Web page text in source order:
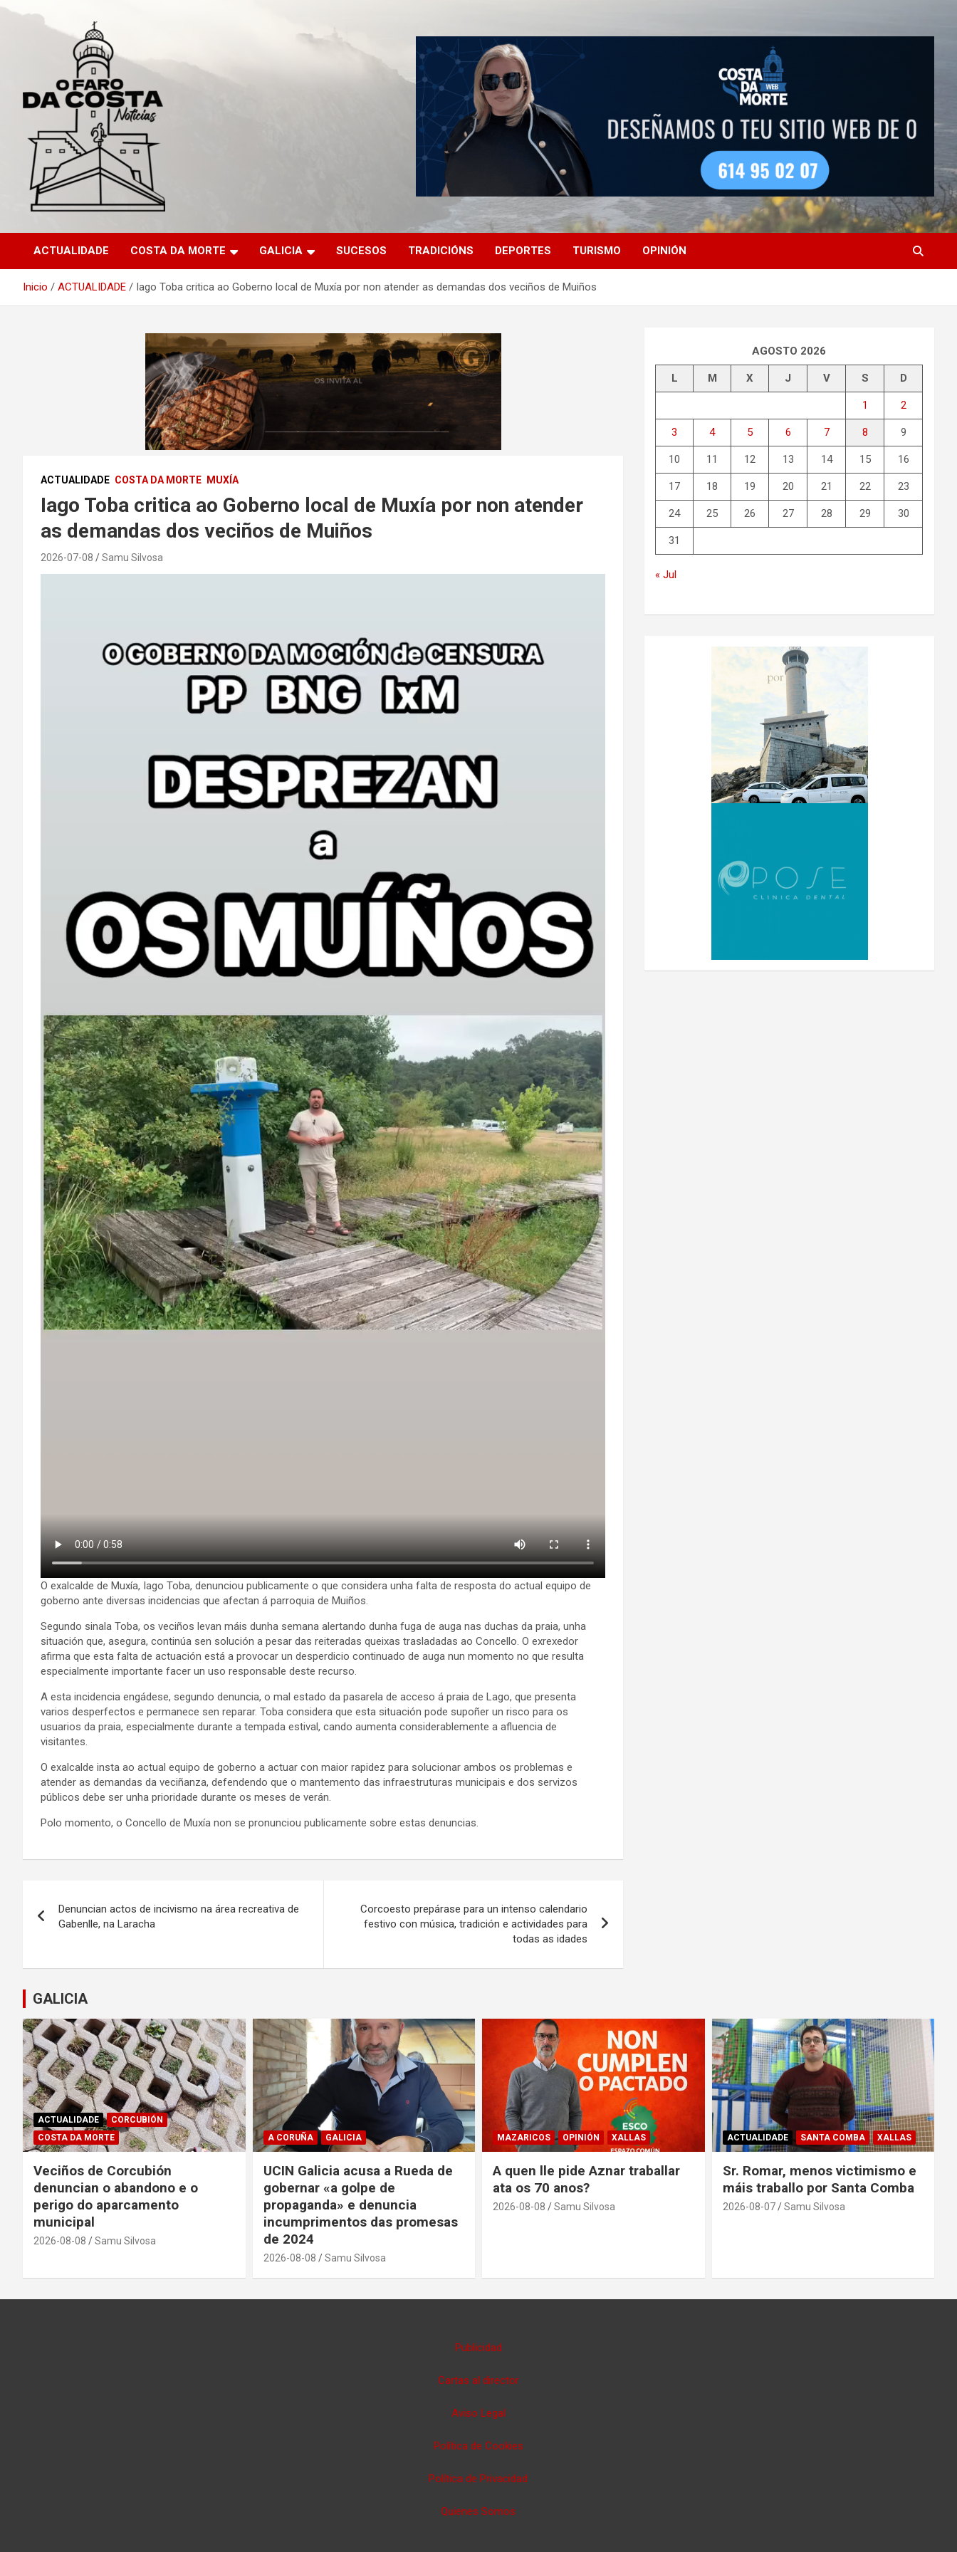
Saltar
ACTUALIDADE COSTA DA MORTE GALICIA SUCESOS TRADICIÓNS DEPORTES TURISMO OPINIÓN
Inicio ACTUALIDADE Iago Toba critica ao Goberno local de Muxía por non atender as demandas dos veciños de Muiños
ACTUALIDADE COSTA DA MORTE MUXÍA
Iago Toba critica ao Goberno local de Muxía por non atender
as demandas dos veciños de Muiños
2026-07-08 Samu Silvosa
O exalcalde de Muxía, Iago Toba, denunciou publicamente o que considera unha falta de resposta do actual equipo de
goberno ante diversas incidencias que afectan á parroquia de Muiños.
Segundo sinala Toba, os veciños levan máis dunha semana alertando dunha fuga de auga nas duchas da praia, unha
situación que, asegura, continúa sen solución a pesar das reiteradas queixas trasladadas ao Concello. O exrexedor
afirma que esta falta de actuación está a provocar un desperdicio continuado de auga nun momento no que resulta
especialmente importante facer un uso responsable deste recurso.
A esta incidencia engádese, segundo denuncia, o mal estado da pasarela de acceso á praia de Lago, que presenta
varios desperfectos e permanece sen reparar. Toba considera que esta situación pode supoñer un risco para os
usuarios da praia, especialmente durante a tempada estival, cando aumenta considerablemente a afluencia de
visitantes.
O exalcalde insta ao actual equipo de goberno a actuar con maior rapidez para solucionar ambos os problemas e
atender as demandas da veciñanza, defendendo que o mantemento das infraestruturas municipais e dos servizos
públicos debe ser unha prioridade durante os meses de verán.
Polo momento, o Concello de Muxía non se pronunciou publicamente sobre estas denuncias.
de
Denuncian actos de incivismo na área recreativa de
Gabenlle, na Laracha
Corcoesto prepárase para un intenso calendario
festivo con música, tradición e actividades para
todas as idades
AGOSTO 2026
L M X J V S D
1 2
3 4 5 6 7 8 9
10 11 12 13 14 15 16
17 18 19 20 21 22 23
24 25 26 27 28 29 30
31
« Jul
GALICIA
ACTUALIDADE
CORCUBIÓN
COSTA DA MORTE
Veciños de Corcubión
denuncian o abandono e o
perigo do aparcamento
municipal
2026-08-08 Samu Silvosa
A CORUÑA GALICIA
UCIN Galicia acusa a Rueda de
gobernar «a golpe de
propaganda» e denuncia
incumprimentos das promesas
de 2024
2026-08-08 Samu Silvosa
MAZARICOS OPINIÓN XALLAS
A quen lle pide Aznar traballar
ata os 70 anos?
2026-08-08 Samu Silvosa
ACTUALIDADE SANTA COMBA XALLAS
Sr. Romar, menos victimismo e
máis traballo por Santa Comba
2026-08-07 Samu Silvosa
Publicidad
Cartas al director
Aviso Legal
Política de Cookies
Política de Privacidad
Quienes Somos